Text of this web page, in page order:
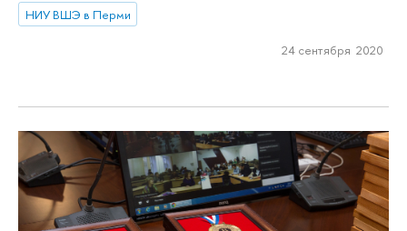
НИУ ВШЭ в Перми
24 сентября 2020